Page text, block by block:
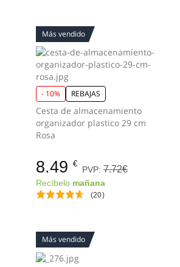
Más vendido
- 10% REBAJAS
Cesta de almacenamiento
organizador plastico 29 cm
Rosa
8.49 €
PVP: 7.72€
Recíbelo mañana
(20)
Más vendido